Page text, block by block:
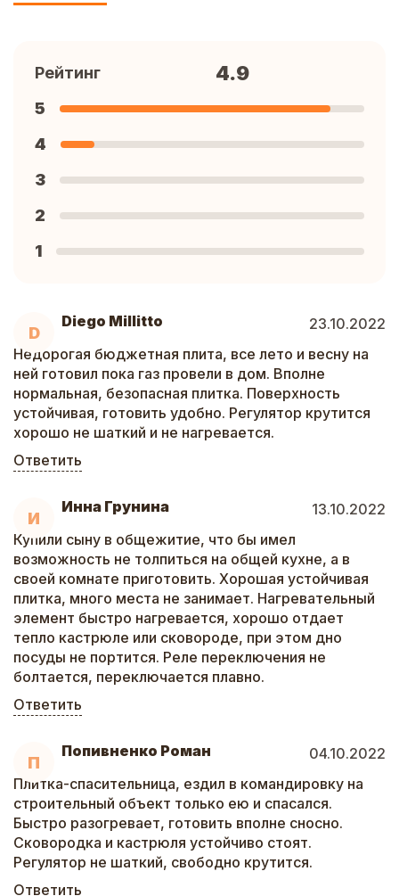
D
Diego Millitto
23.10.2022
Недорогая бюджетная плита, все лето и весну на
ней готовил пока газ провели в дом. Вполне
нормальная, безопасная плитка. Поверхность
устойчивая, готовить удобно. Регулятор крутится
хорошо не шаткий и не нагревается.
Ответить
И
Инна Грунина
13.10.2022
Купили сыну в общежитие, что бы имел
возможность не толпиться на общей кухне, а в
своей комнате приготовить. Хорошая устойчивая
плитка, много места не занимает. Нагревательный
элемент быстро нагревается, хорошо отдает
тепло кастрюле или сковороде, при этом дно
посуды не портится. Реле переключения не
болтается, переключается плавно.
Ответить
П
Попивненко Роман
04.10.2022
Плитка-спасительница, ездил в командировку на
строительный объект только ею и спасался.
Быстро разогревает, готовить вполне сносно.
Сковородка и кастрюля устойчиво стоят.
Регулятор не шаткий, свободно крутится.
Ответить
Рейтинг 4.9
5
4
3
2
1